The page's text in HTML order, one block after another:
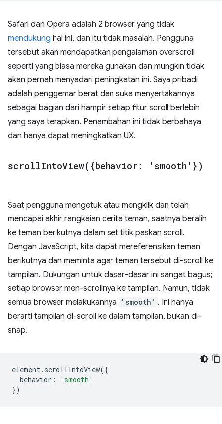
Safari dan Opera adalah 2 browser yang tidak
mendukung hal ini, dan itu tidak masalah. Pengguna
tersebut akan mendapatkan pengalaman overscroll
seperti yang biasa mereka gunakan dan mungkin tidak
akan pernah menyadari peningkatan ini. Saya pribadi
adalah penggemar berat dan suka menyertakannya
sebagai bagian dari hampir setiap fitur scroll berlebih
yang saya terapkan. Penambahan ini tidak berbahaya
dan hanya dapat meningkatkan UX.
scrollIntoView( {behavior: 'smooth'})
Saat pengguna mengetuk atau mengklik dan telah
mencapai akhir rangkaian cerita teman, saatnya beralih
ke teman berikutnya dalam set titik paskan scroll.
Dengan JavaScript, kita dapat mereferensikan teman
berikutnya dan meminta agar teman tersebut di-scroll ke
tampilan. Dukungan untuk dasar-dasar ini sangat bagus;
setiap browser men-scrollnya ke tampilan. Namun, tidak
semua browser melakukannya
'smooth' . Ini hanya
berarti tampilan di-scroll ke dalam tampilan, bukan di-
snap.
element. scrollIntoView({
behavior :
'smooth'
})